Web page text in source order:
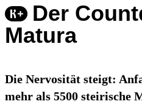
Der
Matura
Die Nervosität steigt:
mehr als 5500 steirische